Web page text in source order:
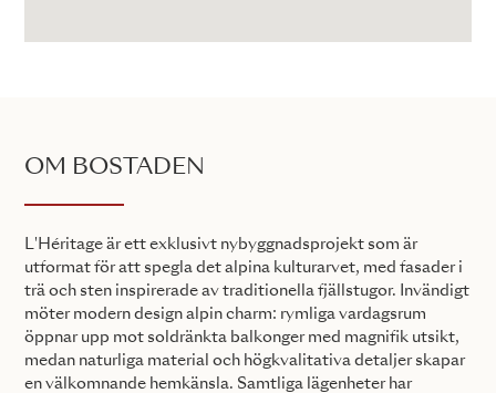
OM BOSTADEN
L'Héritage är ett exklusivt nybyggnadsprojekt som är
utformat för att spegla det alpina kulturarvet, med fasader i
trä och sten inspirerade av traditionella fjällstugor. Invändigt
möter modern design alpin charm: rymliga vardagsrum
öppnar upp mot soldränkta balkonger med magnifik utsikt,
medan naturliga material och högkvalitativa detaljer skapar
en välkomnande hemkänsla. Samtliga lägenheter har